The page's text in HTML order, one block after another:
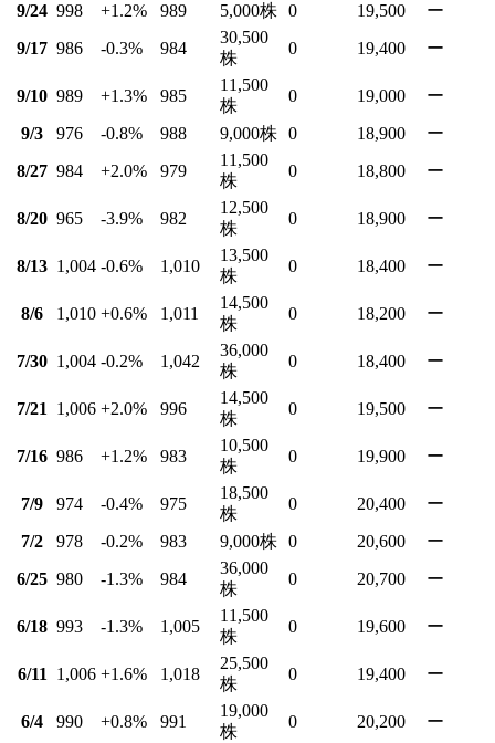
9/24 998 +1.2% 989 5,000株 0 19,500
ー
9/17 986 -0.3% 984
30,500
株
0 19,400 ー
9/10 989 +1.3% 985
11,500
株
0 19,000
ー
9/3
976 -0.8% 988 9,000株 0 18,900
ー
8/27 984 +2.0% 979
11,500
株
0 18,800 ー
8/20 965 -3.9% 982
12,500
株
0 18,900 ー
8/13 1,004 -0.6% 1,010
13,500
株
0 18,400 ー
8/6 1,010 +0.6% 1,011
14,500
株
0 18,200 ー
7/30 1,004 -0.2% 1,042
36,000
株
0 18,400 ー
7/21 1,006 +2.0% 996
14,500
株
0 19,500 ー
7/16 986 +1.2% 983
10,500
株
0 19,900 ー
7/9 974 -0.4% 975
18,500
株
0 20,400
ー
7/2
978 -0.2% 983 9,000株 0 20,600
ー
6/25 980 -1.3% 984
36,000
株
0 20,700 ー
6/18 993 -1.3% 1,005
11,500
株
0 19,600 ー
6/11 1,006 +1.6% 1,018
25,500
株
0 19,400 ー
6/4 990 +0.8% 991
19,000
株
0 20,200
ー